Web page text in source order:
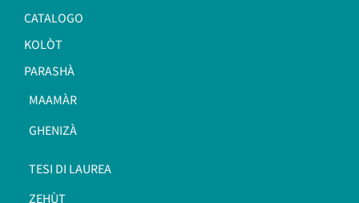
CATALOGO
KOLÒT
PARASHÀ
MAAMÀR
GHENIZÀ
TESI DI LAUREA
ZEHÙT